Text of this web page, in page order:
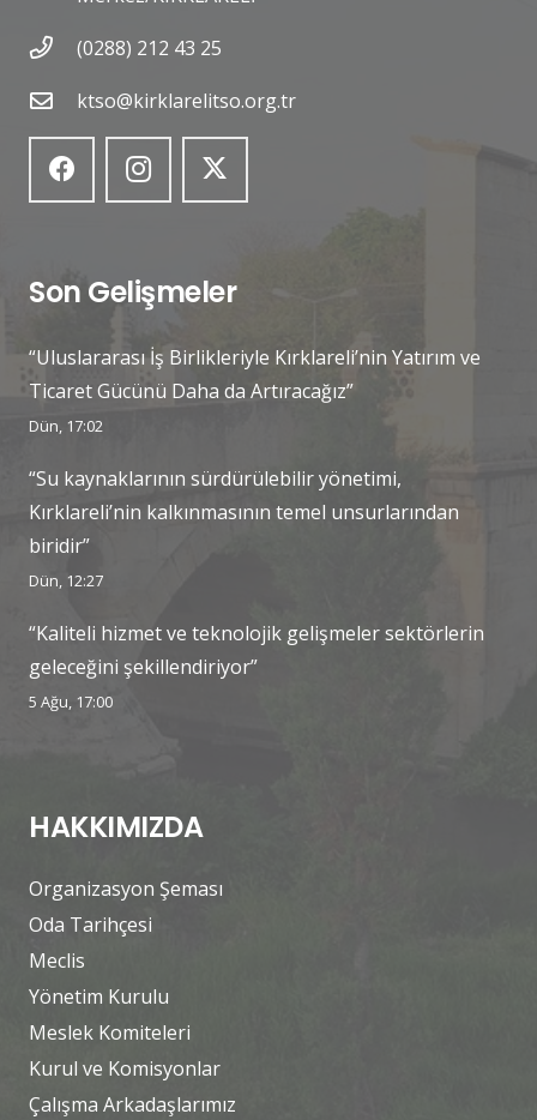
(0288) 212 43 25
ktso@kirklarelitso.org.tr
Son Gelişmeler
“Uluslararası İş Birlikleriyle Kırklareli’nin Yatırım ve
Ticaret Gücünü Daha da Artıracağız”
Dün, 17:02
“Su kaynaklarının sürdürülebilir yönetimi,
Kırklareli’nin kalkınmasının temel unsurlarından
biridir”
Dün, 12:27
“Kaliteli hizmet ve teknolojik gelişmeler sektörlerin
geleceğini şekillendiriyor”
5 Ağu, 17:00
HAKKIMIZDA
Organizasyon Şeması
Oda Tarihçesi
Meclis
Yönetim Kurulu
Meslek Komiteleri
Kurul ve Komisyonlar
Çalışma Arkadaşlarımız